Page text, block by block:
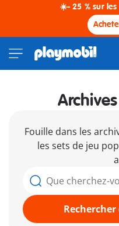
☀️- 25 % sur
Fouille dans les
les sets de jeu